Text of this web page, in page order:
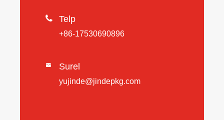
 Telp
+86-17530690896
 Surel
yujinde@jindepkg.com